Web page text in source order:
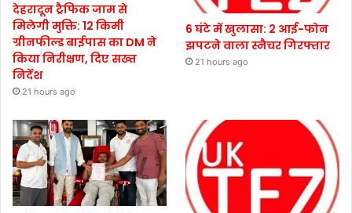
देहरादून ट्रैफिक जाम से
मिलेगी मुक्ति: 12 किमी
ग्रीनफील्ड बाईपास का DM ने
किया निरीक्षण, दिए सख्त
निर्देश
21 hours ago
6 घंटे में खुलासा: 2 आई-फोन
झपटने वाला स्नैचर गिरफ्तार
21 hours ago